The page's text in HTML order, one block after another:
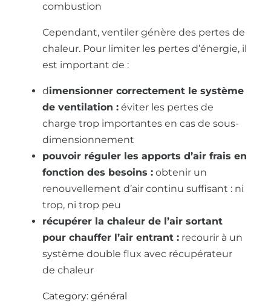
combustion
Cependant, ventiler génère des pertes de
chaleur. Pour limiter les pertes d’énergie, il
est important de :
dimensionner correctement le système
de ventilation : éviter les pertes de
charge trop importantes en cas de sous-
dimensionnement
pouvoir réguler les apports d’air frais en
fonction des besoins : obtenir un
renouvellement d’air continu suffisant : ni
trop, ni trop peu
récupérer la chaleur de l’air sortant
pour chauffer l’air entrant : recourir à un
système double flux avec récupérateur
de chaleur
Category: général